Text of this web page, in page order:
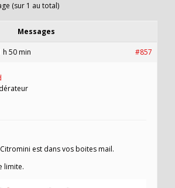
(sur 1 au total)
Messages
h 50 min #857
est dans vos boites mail.
limite.